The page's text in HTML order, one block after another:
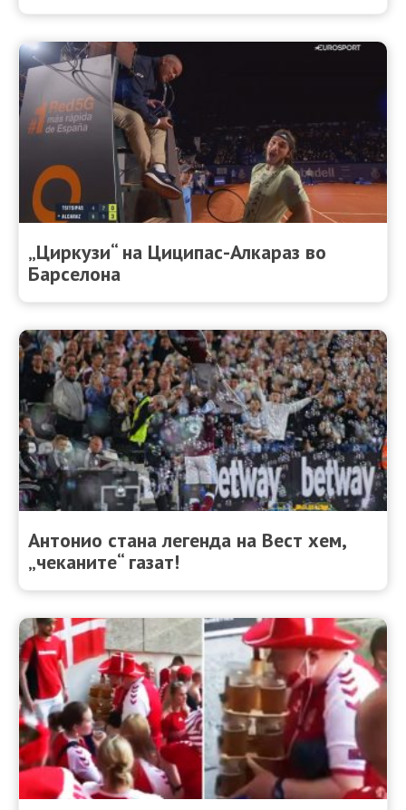
„Циркузи“ на Циципас-Алкараз во
Барселона
Антонио стана легенда на Вест хем,
„чеканите“ газат!